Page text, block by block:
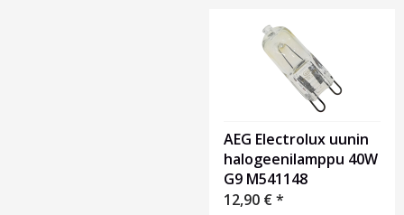
AEG Electrolux uunin
halogeenilamppu 40W
G9 M541148
12,90 €*